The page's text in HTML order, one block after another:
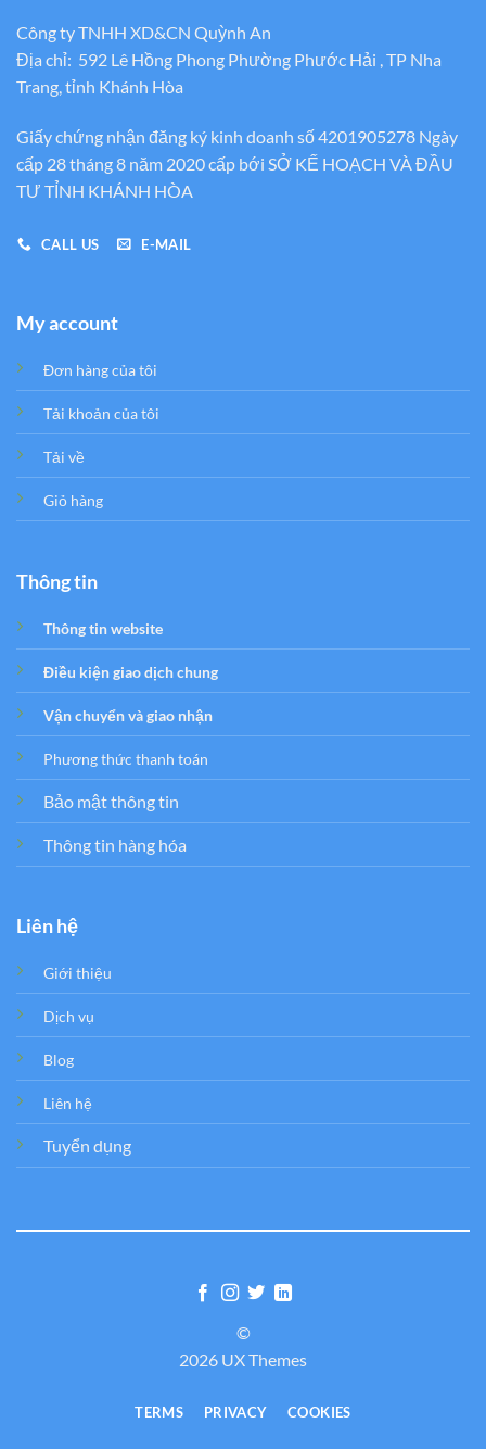
Công ty TNHH XD&CN Quỳnh An
Địa chỉ: 592 Lê Hồng Phong Phường Phước Hải , TP Nha
Trang, tỉnh Khánh Hòa
Giấy chứng nhận đăng ký kinh doanh số 4201905278 Ngày
cấp 28 tháng 8 năm 2020 cấp bới SỞ KẾ HOẠCH VÀ ĐẦU
TƯ TỈNH KHÁNH HÒA
CALL US E-MAIL
My account
Đơn hàng của tôi
Tải khoản của tôi
Tải về
Giỏ hàng
Thông tin
Thông tin website
Điều kiện giao dịch chung
Vận chuyển và giao nhận
Phương thức thanh toán
Bảo mật thông tin
Thông tin hàng hóa
Liên hệ
Giới thiệu
Dịch vụ
Blog
Liên hệ
Tuyển dụng
©
2026 UX Themes
TERMS PRIVACY COOKIES